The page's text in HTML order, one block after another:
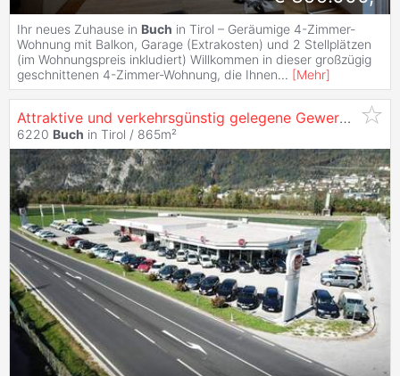
Ihr neues Zuhause in Buch in Tirol – Geräumige 4-Zimmer-
Wohnung mit Balkon, Garage (Extrakosten) und 2 Stellplätzen
(im Wohnungspreis inkludiert) Willkommen in dieser großzügig
geschnittenen 4-Zimmer-Wohnung, die Ihnen... [Mehr]
Attraktive und verkehrsgünstig gelegene Gewerbeimmobilie im Tiroler Unterland zu kaufen
6220 Buch in Tirol / 865m²